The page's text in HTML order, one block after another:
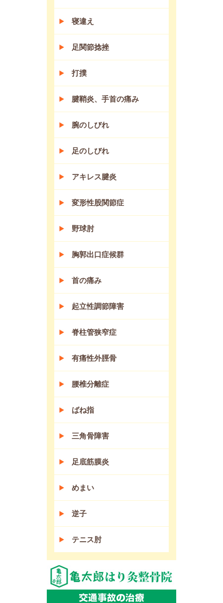
寝違え
足関節捻挫
打撲
腱鞘炎、手首の痛み
腕のしびれ
足のしびれ
アキレス腱炎
変形性股関節症
野球肘
胸郭出口症候群
首の痛み
起立性調節障害
脊柱管狭窄症
有痛性外脛骨
腰椎分離症
ばね指
三角骨障害
足底筋膜炎
めまい
逆子
テニス肘